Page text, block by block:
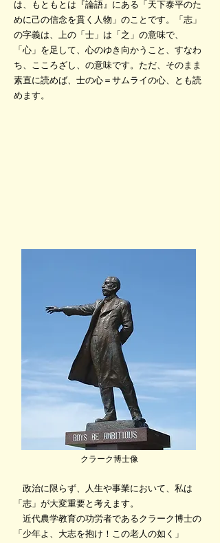
は、もともとは『論語』にある「天下泰平のた
めに己の信念を貫く人物」のことです。「志」
の字義は、上の「士」は「之」の意味で、
「心」を足して、心のゆき向かうこと、すなわ
ち、こころざし、の意味です。ただ、そのまま
素直に読めば、士の心＝サムライの心、とも読
めます。
政治に限らず、人生や事業において、私は
「志」が大変重要と考えます。
近代農学教育の功労者であるクラーク博士の
「少年よ、大志を抱け！この老人の如く」
クラーク博士像